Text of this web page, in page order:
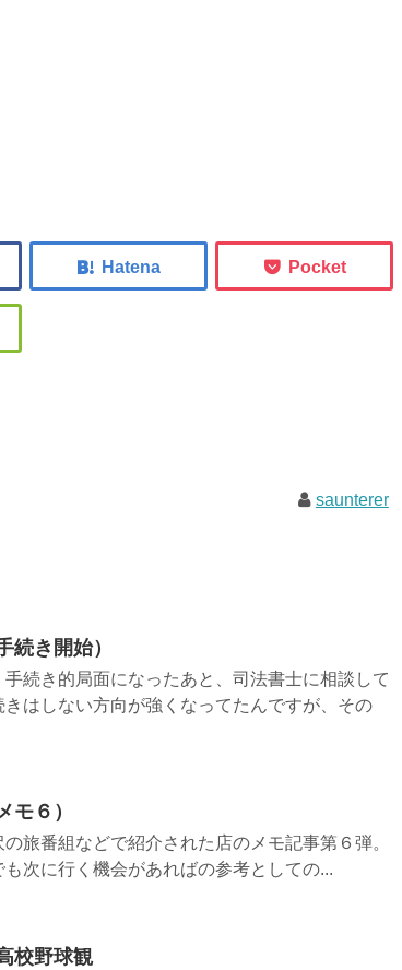
saunterer
続き開始）
続き的局面になったあと、司法書士に相談して
はしない方向が強くなってたんですが、その
モ６）
旅番組などで紹介された店のメモ記事第６弾。
次に行く機会があればの参考としての...
校野球観